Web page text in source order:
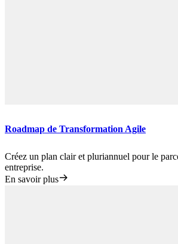
Roadmap de Transformation Agile
Créez un plan clair et pluriannuel pour le
entreprise.
En savoir plus